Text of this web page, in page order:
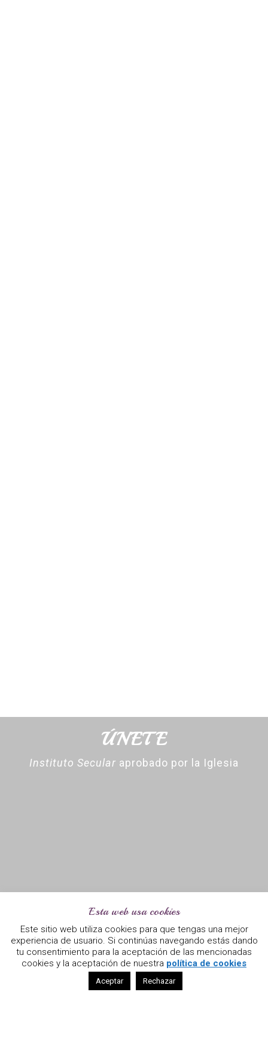
ÚNETE
Instituto Secular aprobado por la Iglesia
Esta web usa cookies
Este sitio web utiliza cookies para que tengas una mejor
experiencia de usuario. Si continúas navegando estás dando
tu consentimiento para la aceptación de las mencionadas
cookies y la aceptación de nuestra política de cookies
Aceptar Rechazar